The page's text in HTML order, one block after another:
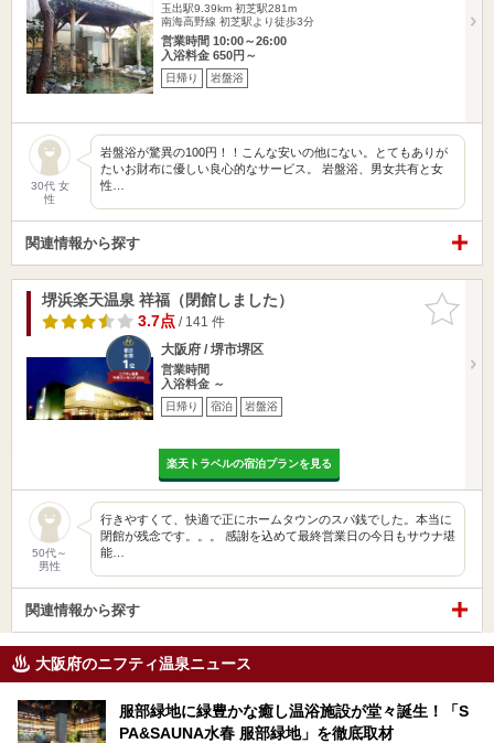
玉出駅9.39km 初芝駅281m
南海高野線 初芝駅より徒歩3分
営業時間 10:00～26:00
入浴料金 650円～
日帰り 岩盤浴
30代 女
性
岩盤浴が驚異の100円！！こんな安いの他にない。とてもありが
たいお財布に優しい良心的なサービス。 岩盤浴、男女共有と女
性…
関連情報から探す
お気に入
りに追加
堺浜楽天温泉 祥福（閉館しました）
3.7点/ 141 件
大阪府 / 堺市堺区
営業時間
入浴料金 ～
日帰り 宿泊 岩盤浴
楽天トラベルの宿泊プランを見る
50代～
男性
行きやすくて、快適で正にホームタウンのスパ銭でした。本当に
閉館が残念です。。。 感謝を込めて最終営業日の今日もサウナ堪
能…
関連情報から探す
大阪府のニフティ温泉ニュース
服部緑地に緑豊かな癒し温浴施設が堂々誕生！「S
PA&SAUNA水春 服部緑地」を徹底取材